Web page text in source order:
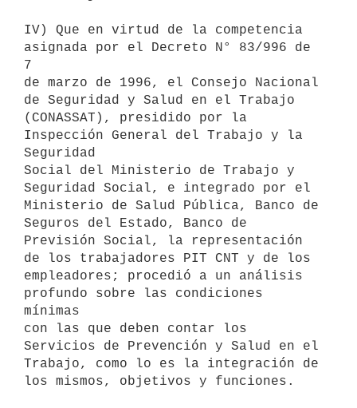
IV) Que en virtud de la competencia
asignada por el Decreto N° 83/996 de
7
de marzo de 1996, el Consejo Nacional
de Seguridad y Salud en el Trabajo
(CONASSAT), presidido por la
Inspección General del Trabajo y la
Seguridad
Social del Ministerio de Trabajo y
Seguridad Social, e integrado por el
Ministerio de Salud Pública, Banco de
Seguros del Estado, Banco de
Previsión Social, la representación
de los trabajadores PIT CNT y de los
empleadores; procedió a un análisis
profundo sobre las condiciones
mínimas
con las que deben contar los
Servicios de Prevención y Salud en el
Trabajo, como lo es la integración de
los mismos, objetivos y funciones.